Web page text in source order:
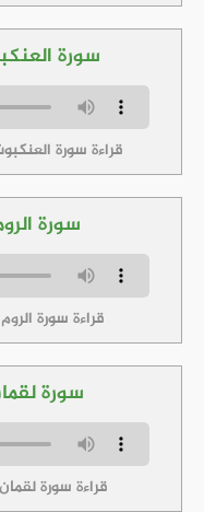
سورة
قراءة سورة
سورة
قراءة سورة الروم
سورة
قراءة سورة لقمان